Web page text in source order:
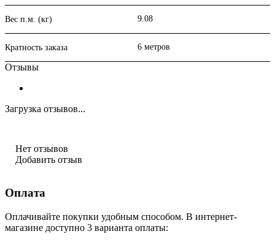
Вес п.м. (кг) 9.08
Кратность заказа 6 метров
Отзывы
Загрузка отзывов...
Нет отзывов
Добавить отзыв
Оплата
Оплачивайте покупки удобным способом. В интернет-
магазине доступно 3 варианта оплаты: